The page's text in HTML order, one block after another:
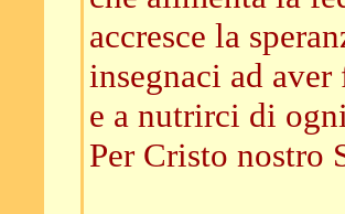
accresce la
insegnaci ad
e a nutrirci di
Per Cristo nostro